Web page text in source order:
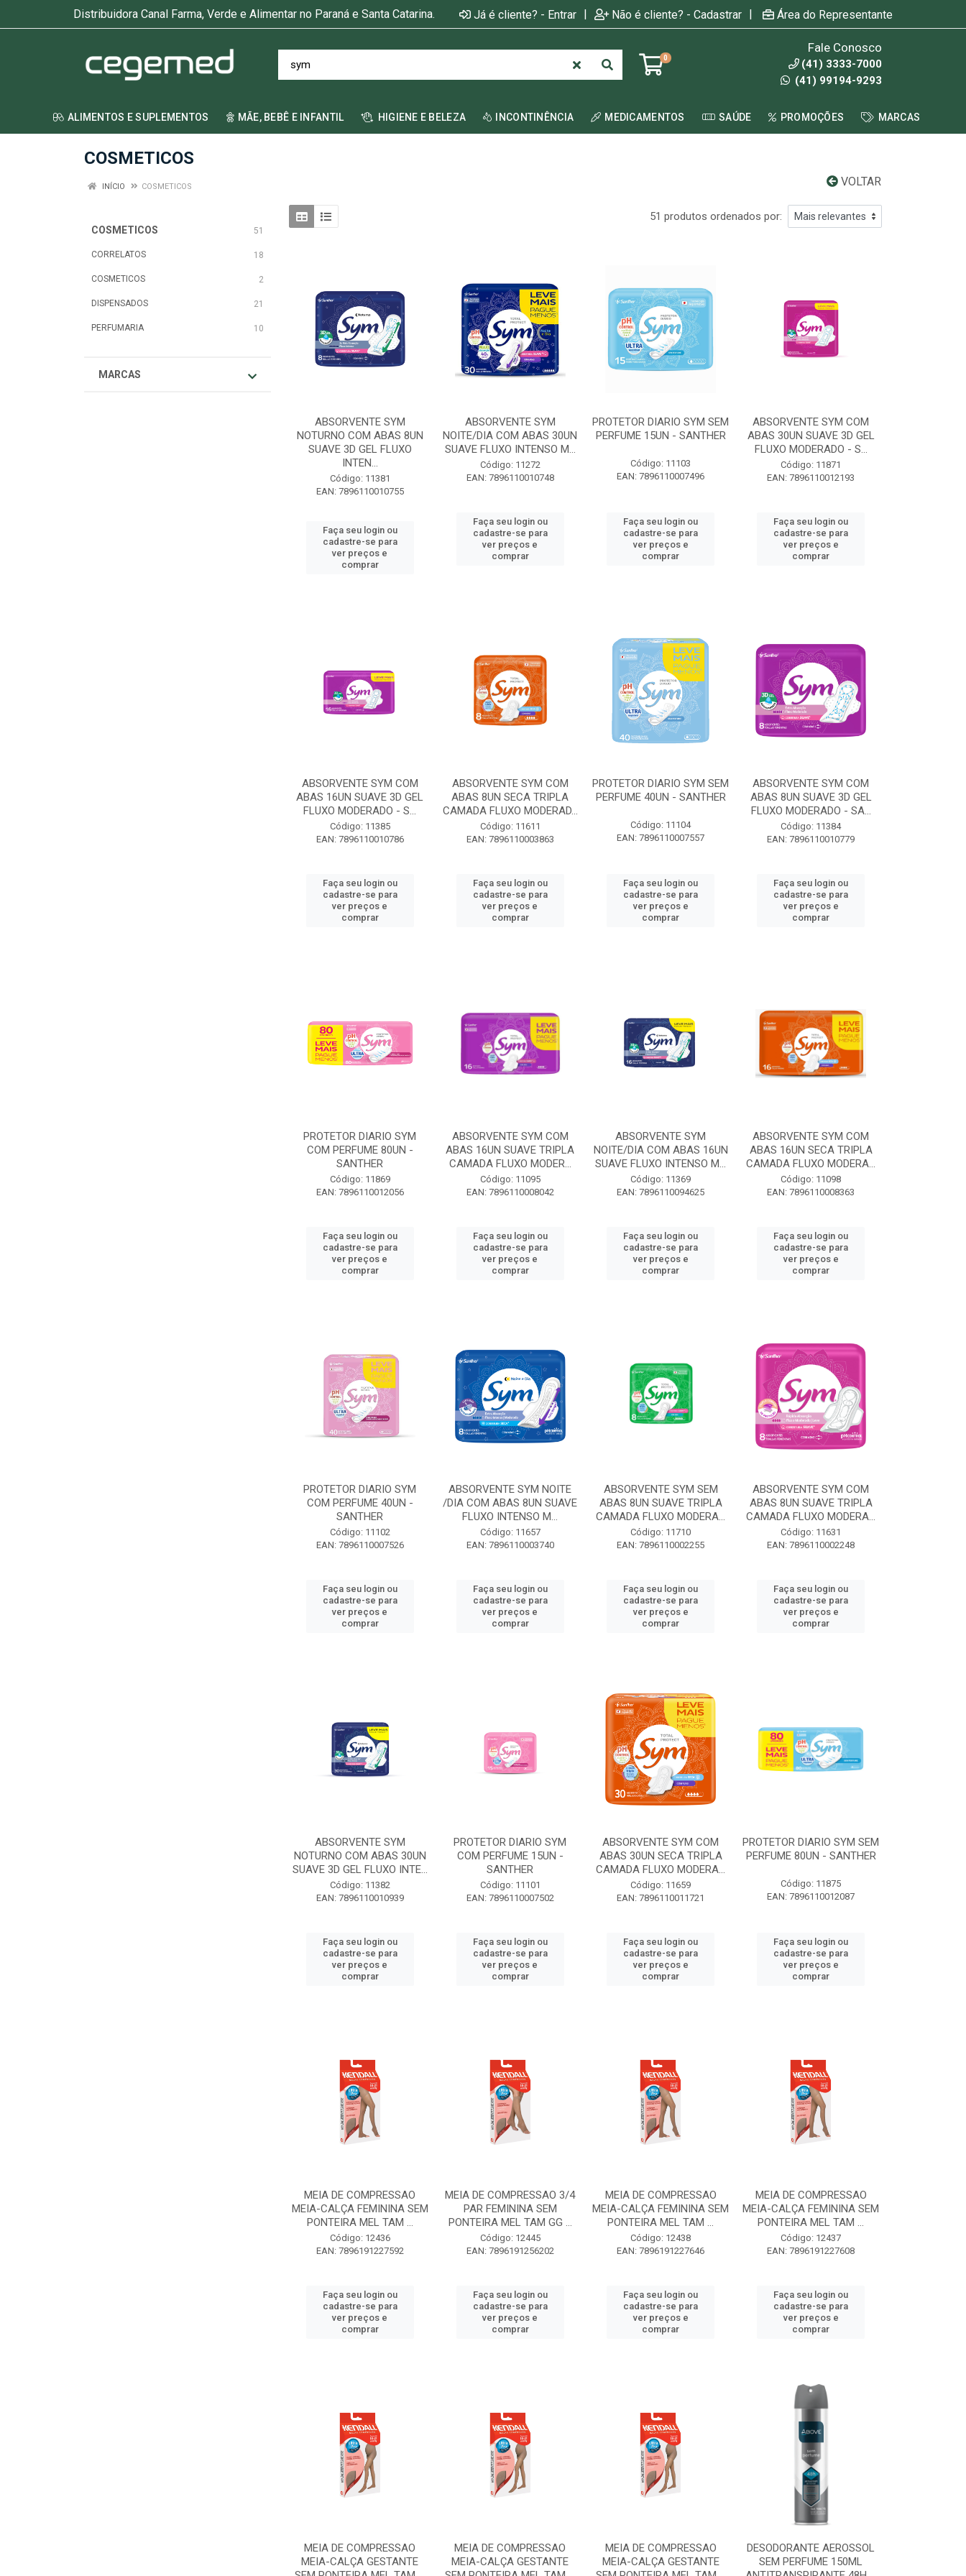
Distribuidora Canal Farma, Verde e Alimentar no Paraná e Santa Catarina. Já é cliente? - Entrar | Não é cliente? - Cadastrar | Área do Representante
0
Fale Conosco
(41) 3333-7000
(41) 99194-9293
ALIMENTOS E SUPLEMENTOS MÃE, BEBÊ E INFANTIL HIGIENE E BELEZA INCONTINÊNCIA MEDICAMENTOS SAÚDE PROMOÇÕES MARCAS
COSMETICOS
VOLTAR
INÍCIO COSMETICOS
COSMETICOS 51
CORRELATOS 18
COSMETICOS 2
DISPENSADOS 21
PERFUMARIA 10
MARCAS
51 produtos ordenados por:
ABSORVENTE SYM
NOTURNO COM ABAS 8UN
SUAVE 3D GEL FLUXO
INTEN...
Código: 11381
EAN: 7896110010755
Faça seu login ou
cadastre-se para
ver preços e
comprar
ABSORVENTE SYM
NOITE/DIA COM ABAS 30UN
SUAVE FLUXO INTENSO M...
Código: 11272
EAN: 7896110010748
Faça seu login ou
cadastre-se para
ver preços e
comprar
PROTETOR DIARIO SYM SEM
PERFUME 15UN - SANTHER
Código: 11103
EAN: 7896110007496
Faça seu login ou
cadastre-se para
ver preços e
comprar
ABSORVENTE SYM COM
ABAS 30UN SUAVE 3D GEL
FLUXO MODERADO - S...
Código: 11871
EAN: 7896110012193
Faça seu login ou
cadastre-se para
ver preços e
comprar
ABSORVENTE SYM COM
ABAS 16UN SUAVE 3D GEL
FLUXO MODERADO - S...
Código: 11385
EAN: 7896110010786
Faça seu login ou
cadastre-se para
ver preços e
comprar
ABSORVENTE SYM COM
ABAS 8UN SECA TRIPLA
CAMADA FLUXO MODERAD...
Código: 11611
EAN: 7896110003863
Faça seu login ou
cadastre-se para
ver preços e
comprar
PROTETOR DIARIO SYM SEM
PERFUME 40UN - SANTHER
Código: 11104
EAN: 7896110007557
Faça seu login ou
cadastre-se para
ver preços e
comprar
ABSORVENTE SYM COM
ABAS 8UN SUAVE 3D GEL
FLUXO MODERADO - SA...
Código: 11384
EAN: 7896110010779
Faça seu login ou
cadastre-se para
ver preços e
comprar
PROTETOR DIARIO SYM
COM PERFUME 80UN -
SANTHER
Código: 11869
EAN: 7896110012056
Faça seu login ou
cadastre-se para
ver preços e
comprar
ABSORVENTE SYM COM
ABAS 16UN SUAVE TRIPLA
CAMADA FLUXO MODER...
Código: 11095
EAN: 7896110008042
Faça seu login ou
cadastre-se para
ver preços e
comprar
ABSORVENTE SYM
NOITE/DIA COM ABAS 16UN
SUAVE FLUXO INTENSO M...
Código: 11369
EAN: 7896110094625
Faça seu login ou
cadastre-se para
ver preços e
comprar
ABSORVENTE SYM COM
ABAS 16UN SECA TRIPLA
CAMADA FLUXO MODERA...
Código: 11098
EAN: 7896110008363
Faça seu login ou
cadastre-se para
ver preços e
comprar
PROTETOR DIARIO SYM
COM PERFUME 40UN -
SANTHER
Código: 11102
EAN: 7896110007526
Faça seu login ou
cadastre-se para
ver preços e
comprar
ABSORVENTE SYM NOITE
/DIA COM ABAS 8UN SUAVE
FLUXO INTENSO M...
Código: 11657
EAN: 7896110003740
Faça seu login ou
cadastre-se para
ver preços e
comprar
ABSORVENTE SYM SEM
ABAS 8UN SUAVE TRIPLA
CAMADA FLUXO MODERA...
Código: 11710
EAN: 7896110002255
Faça seu login ou
cadastre-se para
ver preços e
comprar
ABSORVENTE SYM COM
ABAS 8UN SUAVE TRIPLA
CAMADA FLUXO MODERA...
Código: 11631
EAN: 7896110002248
Faça seu login ou
cadastre-se para
ver preços e
comprar
ABSORVENTE SYM
NOTURNO COM ABAS 30UN
SUAVE 3D GEL FLUXO INTE...
Código: 11382
EAN: 7896110010939
Faça seu login ou
cadastre-se para
ver preços e
comprar
PROTETOR DIARIO SYM
COM PERFUME 15UN -
SANTHER
Código: 11101
EAN: 7896110007502
Faça seu login ou
cadastre-se para
ver preços e
comprar
ABSORVENTE SYM COM
ABAS 30UN SECA TRIPLA
CAMADA FLUXO MODERA...
Código: 11659
EAN: 7896110011721
Faça seu login ou
cadastre-se para
ver preços e
comprar
PROTETOR DIARIO SYM SEM
PERFUME 80UN - SANTHER
Código: 11875
EAN: 7896110012087
Faça seu login ou
cadastre-se para
ver preços e
comprar
MEIA DE COMPRESSAO
MEIA-CALÇA FEMININA SEM
PONTEIRA MEL TAM ...
Código: 12436
EAN: 7896191227592
Faça seu login ou
cadastre-se para
ver preços e
comprar
MEIA DE COMPRESSAO 3/4
PAR FEMININA SEM
PONTEIRA MEL TAM GG ...
Código: 12445
EAN: 7896191256202
Faça seu login ou
cadastre-se para
ver preços e
comprar
MEIA DE COMPRESSAO
MEIA-CALÇA FEMININA SEM
PONTEIRA MEL TAM ...
Código: 12438
EAN: 7896191227646
Faça seu login ou
cadastre-se para
ver preços e
comprar
MEIA DE COMPRESSAO
MEIA-CALÇA FEMININA SEM
PONTEIRA MEL TAM ...
Código: 12437
EAN: 7896191227608
Faça seu login ou
cadastre-se para
ver preços e
comprar
MEIA DE COMPRESSAO
MEIA-CALÇA GESTANTE
MEIA DE COMPRESSAO
MEIA-CALÇA GESTANTE
MEIA DE COMPRESSAO
MEIA-CALÇA GESTANTE
DESODORANTE AEROSSOL
SEM PERFUME 150ML